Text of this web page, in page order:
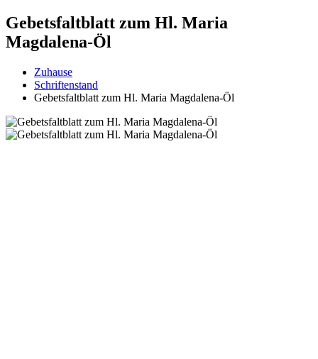
Gebetsfaltblatt zum Hl. Maria
Magdalena-Öl
Zuhause
Schriftenstand
Gebetsfaltblatt zum Hl. Maria Magdalena-Öl